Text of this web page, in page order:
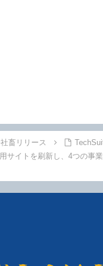
畜リリース
サイトを刷新し、4つの事